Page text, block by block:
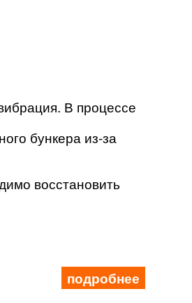
В процессе
бункера из-за
восстановить
подробнее